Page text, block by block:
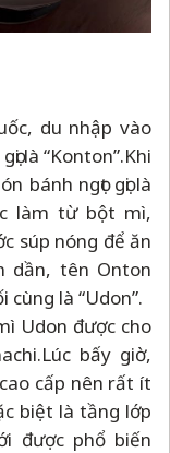
du nhập vào
là “Konton”.Khi
bánh ngọt gọi là
làm từ bột mì,
súp nóng để ăn
dần, tên Onton
là “Udon”.
Udon được cho
bấy giờ,
cấp nên rất ít
biệt là tầng lớp
được phổ biến